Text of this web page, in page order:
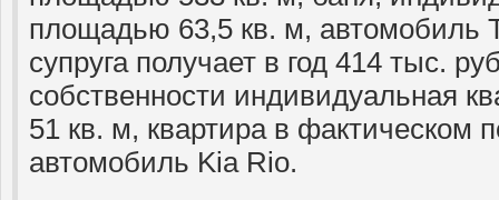
площадью 63,5 кв. м, автомобиль
супруга получает в год 414 тыс.
собственности индивидуальная
51 кв. м, квартира в фактическом
автомобиль Kia Rio.